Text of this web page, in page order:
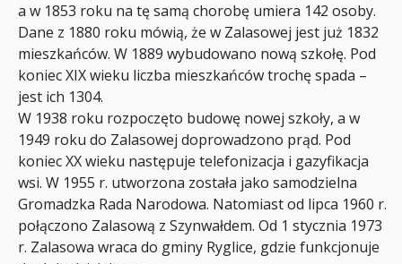
a w 1853 roku na tę samą chorobę umiera 142 osoby.
Dane z 1880 roku mówią, że w Zalasowej jest już 1832
mieszkańców. W 1889 wybudowano nową szkołę. Pod
koniec XIX wieku liczba mieszkańców trochę spada –
jest ich 1304.
W 1938 roku rozpoczęto budowę nowej szkoły, a w
1949 roku do Zalasowej doprowadzono prąd. Pod
koniec XX wieku następuje telefonizacja i gazyfikacja
wsi. W 1955 r. utworzona została jako samodzielna
Gromadzka Rada Narodowa. Natomiast od lipca 1960 r.
połączono Zalasową z Szynwałdem. Od 1 stycznia 1973
r. Zalasowa wraca do gminy Ryglice, gdzie funkcjonuje